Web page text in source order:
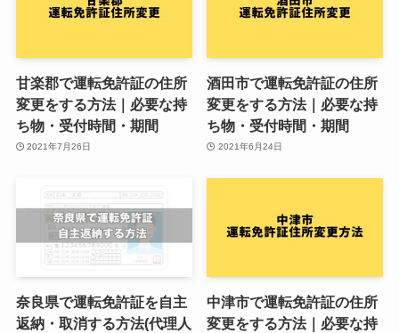
甘楽郡で運転免許証の住所
変更をする方法｜必要な持
ち物・受付時間・期間
2021年7月26日
酒田市で運転免許証の住所
変更をする方法｜必要な持
ち物・受付時間・期間
2021年6月24日
奈良県で運転免許証を自主
返納・取消する方法(代理人
中津市で運転免許証の住所
変更をする方法｜必要な持